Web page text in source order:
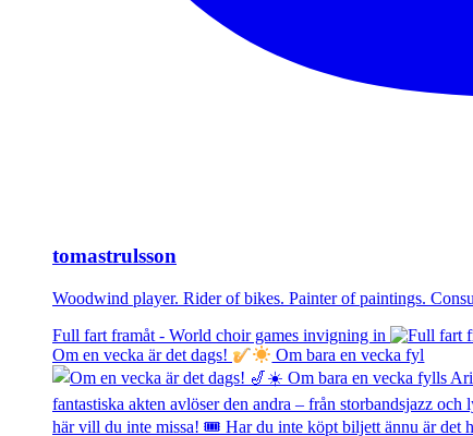
tomastrulsson
Woodwind player. Rider of bikes. Painter of paintings.
Full fart framåt - World choir games invigning in
Om en vecka är det dags!
Om bara en vecka fyl